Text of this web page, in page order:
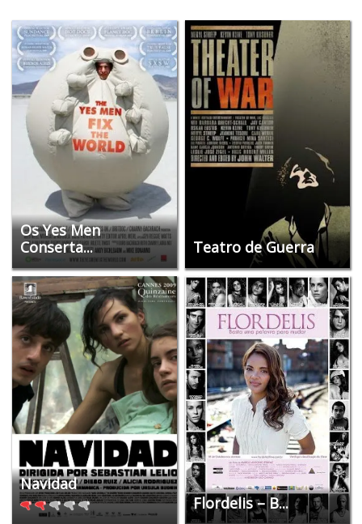
Os Yes Men
Conserta...
Teatro de Guerra
Navidad
Flordelis – B...